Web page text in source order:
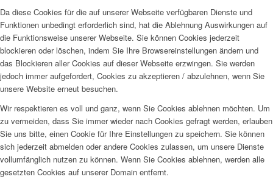
Da diese Cookies für die auf unserer Webseite verfügbaren Dienste und
Funktionen unbedingt erforderlich sind, hat die Ablehnung Auswirkungen auf
die Funktionsweise unserer Webseite. Sie können Cookies jederzeit
blockieren oder löschen, indem Sie Ihre Browsereinstellungen ändern und
das Blockieren aller Cookies auf dieser Webseite erzwingen. Sie werden
jedoch immer aufgefordert, Cookies zu akzeptieren / abzulehnen, wenn Sie
unsere Website erneut besuchen.
Wir respektieren es voll und ganz, wenn Sie Cookies ablehnen möchten. Um
zu vermeiden, dass Sie immer wieder nach Cookies gefragt werden, erlauben
Sie uns bitte, einen Cookie für Ihre Einstellungen zu speichern. Sie können
sich jederzeit abmelden oder andere Cookies zulassen, um unsere Dienste
vollumfänglich nutzen zu können. Wenn Sie Cookies ablehnen, werden alle
gesetzten Cookies auf unserer Domain entfernt.